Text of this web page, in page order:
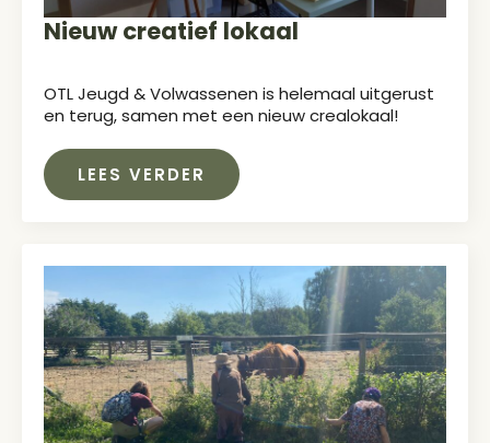
Nieuw creatief lokaal
OTL Jeugd & Volwassenen is helemaal uitgerust
en terug, samen met een nieuw crealokaal!
LEES VERDER